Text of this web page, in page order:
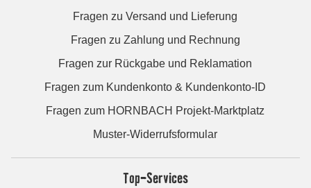
Fragen zu Versand und Lieferung
Fragen zu Zahlung und Rechnung
Fragen zur Rückgabe und Reklamation
Fragen zum Kundenkonto & Kundenkonto-ID
Fragen zum HORNBACH Projekt-Marktplatz
Muster-Widerrufsformular
Top-Services